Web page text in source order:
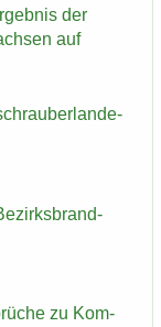
der
auf
zu Kom­